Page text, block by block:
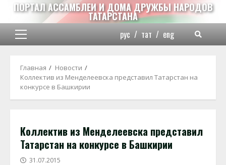
Перейти
содержимому
ПОРТАЛ АССАМБЛЕИ И ДОМА ДРУЖБЫ НАРОДОВ
ТАТАРСТАНА
Основное
рус / тат / eng
Главная
Новости
Коллектив из Менделеевска представил Татарстан на
конкурсе в Башкирии
Коллектив из Менделеевска представил
Татарстан на конкурсе в Башкирии
31.07.2015